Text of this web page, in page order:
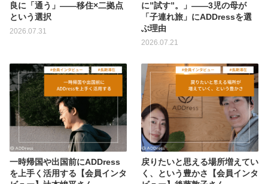
良に「通う」——移住×二拠点
という選択
2026.07.31
に”試す”。」——3児の母が
「子連れ旅」にADDressを選
ぶ理由
2026.07.21
一時帰国や出国前にADDress
を上手く活用する【会員インタ
戻りたいと思える場所増えてい
く、という豊かさ【会員インタ